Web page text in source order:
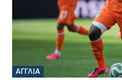
ΑΓΓΛΙΑ